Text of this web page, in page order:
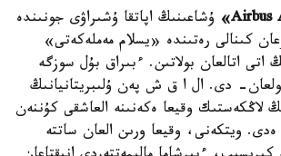
ۇشاعىنىڭ اپاتقا ۇشىراۋى جونىندە
كىنالى رەتىندە «يسلام مەملەكەتى»
اتى اتالعان بولاتىن. ءبىراق بۇل سوزگە
دى. ال ا ق ش پەن ۇلىبريتانيانىڭ
لاڭكەستىك وقيعا ەكەنىنە العاشقى كۇننەن
ويتكەنى، وقيعا ورىن العان ساتتە